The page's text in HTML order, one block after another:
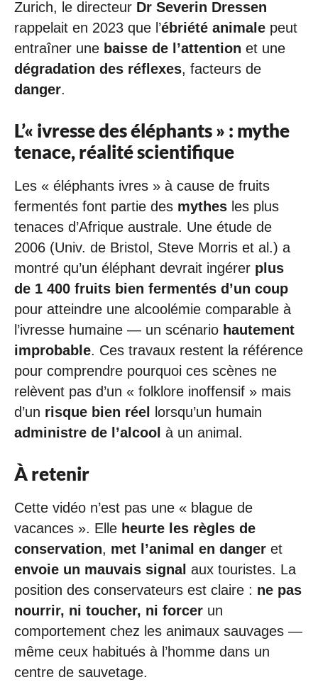
Zurich, le directeur Dr Severin Dressen
rappelait en 2023 que l’ébriété animale peut
entraîner une baisse de l’attention et une
dégradation des réflexes, facteurs de
danger.
L’« ivresse des éléphants » : mythe
tenace, réalité scientifique
Les « éléphants ivres » à cause de fruits
fermentés font partie des mythes les plus
tenaces d’Afrique australe. Une étude de
2006 (Univ. de Bristol, Steve Morris et al.) a
montré qu’un éléphant devrait ingérer plus
de 1 400 fruits bien fermentés d’un coup
pour atteindre une alcoolémie comparable à
l’ivresse humaine — un scénario hautement
improbable. Ces travaux restent la référence
pour comprendre pourquoi ces scènes ne
relèvent pas d’un « folklore inoffensif » mais
d’un risque bien réel
lorsqu’un humain
administre de l’alcool à un animal.
À retenir
Cette vidéo n’est pas une « blague de
vacances ». Elle heurte les règles de
conservation, met l’animal en danger et
envoie un mauvais signal aux touristes. La
position des conservateurs est claire : ne pas
nourrir, ni toucher, ni forcer un
comportement chez les animaux sauvages —
même ceux habitués à l’homme dans un
centre de sauvetage.